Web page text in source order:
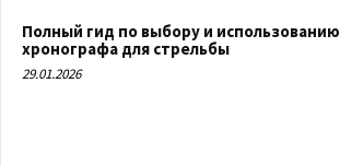
Полный гид по выбору и использованию
хронографа для стрельбы
29.01.2026